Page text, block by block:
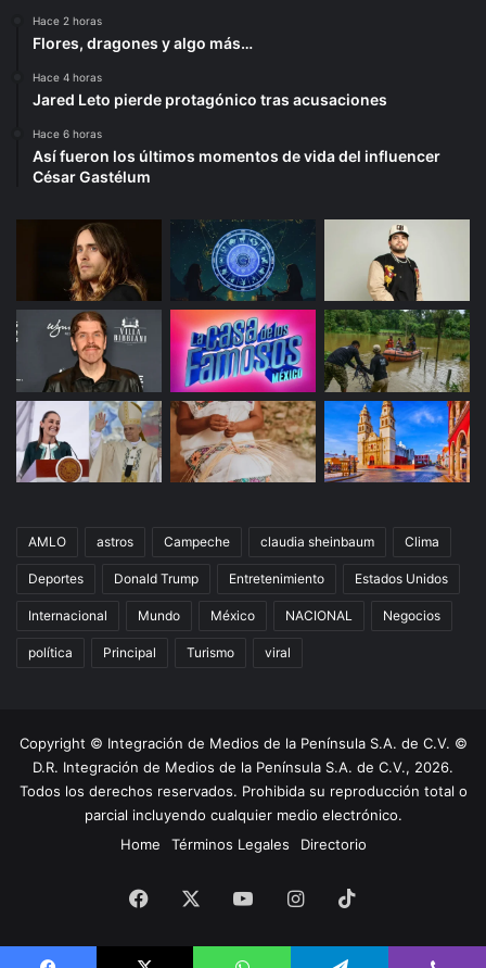
Hace 2 horas
Flores, dragones y algo más…
Hace 4 horas
Jared Leto pierde protagónico tras acusaciones
Hace 6 horas
Así fueron los últimos momentos de vida del influencer
César Gastélum
AMLO astros Campeche claudia sheinbaum Clima
Deportes Donald Trump Entretenimiento Estados Unidos
Internacional Mundo México NACIONAL Negocios
política Principal Turismo viral
Copyright © Integración de Medios de la Península S.A. de C.V. ©
D.R. Integración de Medios de la Península S.A. de C.V., 2026.
Todos los derechos reservados. Prohibida su reproducción total o
parcial incluyendo cualquier medio electrónico.
Home
Términos Legales Directorio
Facebook YouTubeInstagram